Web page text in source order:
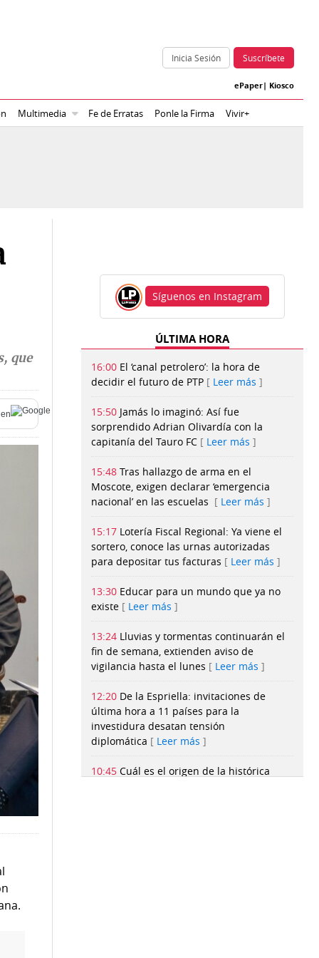
Inicia Sesión Suscríbete
ePaper| Kiosco
Multimedia Fe de Erratas Ponle la Firma Vivir+
que
en
Síguenos en Instagram
ÚLTIMA HORA
16:00 El ‘canal petrolero’: la hora de
decidir el futuro de PTP
Leer más
15:50 Jamás lo imaginó: Así fue
sorprendido Adrian Olivardía con la
capitanía del Tauro FC
Leer más
15:48 Tras hallazgo de arma en el
Moscote, exigen declarar ‘emergencia
nacional’ en las escuelas
Leer más
15:17 Lotería Fiscal Regional: Ya viene el
sortero, conoce las urnas autorizadas
para depositar tus facturas
Leer más
13:30 Educar para un mundo que ya no
existe
Leer más
13:24 Lluvias y tormentas continuarán el
fin de semana, extienden aviso de
vigilancia hasta el lunes
Leer más
12:20 De la Espriella: invitaciones de
última hora a 11 países para la
investidura desatan tensión
diplomática
Leer más
10:45 Cuál es el origen de la histórica